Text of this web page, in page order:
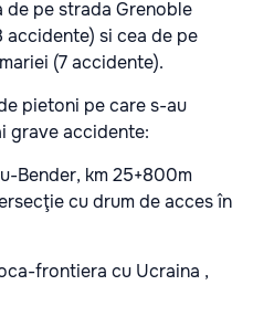
pe strada Grenoble
accidente) si cea de pe
(7 accidente).
pietoni pe care s-au
grave accidente:
Bender, km 25+800m
cu drum de acces în
frontiera cu Ucraina ,